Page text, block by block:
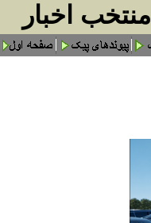
منتخب اخبار